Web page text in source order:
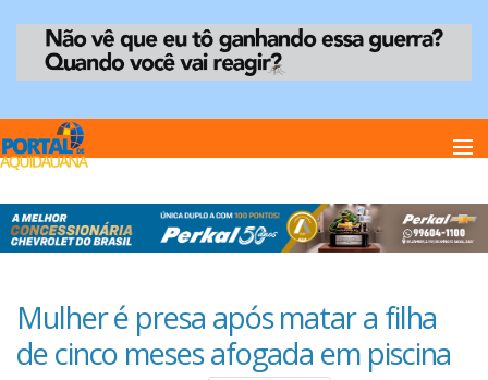
Home
Anuncie
Mulher é presa após matar a filha
de cinco meses afogada em piscina